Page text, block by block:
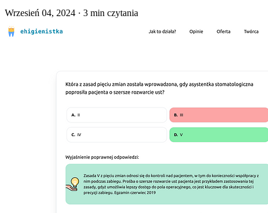
Wrzesień 04, 2024 · 3 min czytania